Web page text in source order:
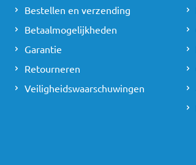
Bestellen en verzending
Betaalmogelijkheden
Garantie
Retourneren
Veiligheidswaarschuwingen